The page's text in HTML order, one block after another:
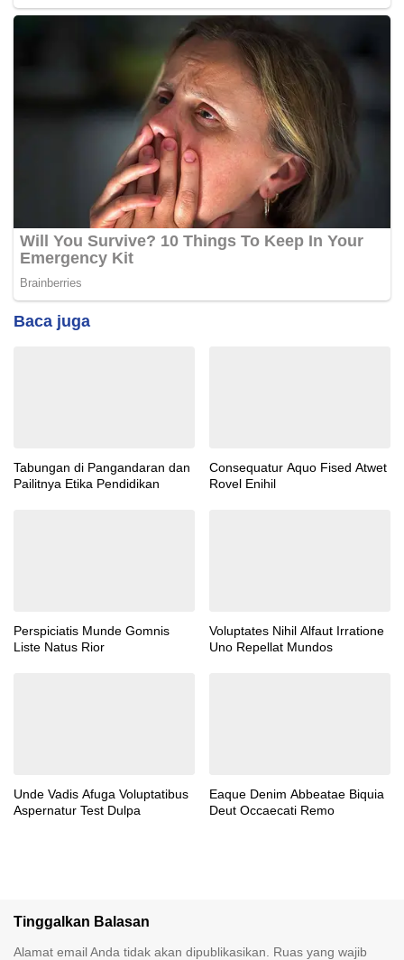
Baca juga
Tabungan di Pangandaran dan
Pailitnya Etika Pendidikan
Consequatur Aquo Fised Atwet
Rovel Enihil
Perspiciatis Munde Gomnis
Liste Natus Rior
Voluptates Nihil Alfaut Irratione
Uno Repellat Mundos
Unde Vadis Afuga Voluptatibus
Aspernatur Test Dulpa
Eaque Denim Abbeatae Biquia
Deut Occaecati Remo
Tinggalkan Balasan
Alamat email Anda tidak akan dipublikasikan.
Ruas yang wajib